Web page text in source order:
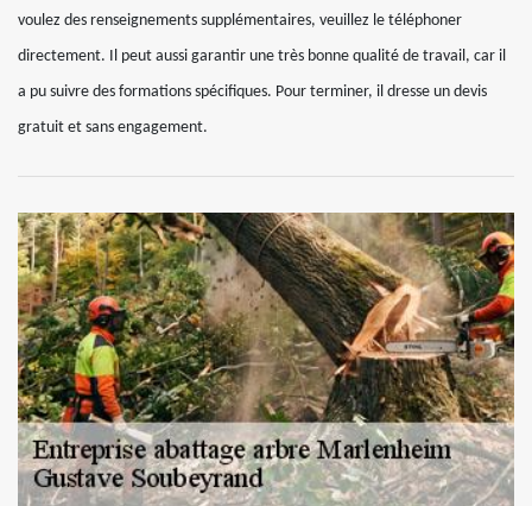
voulez des renseignements supplémentaires, veuillez le téléphoner
directement. Il peut aussi garantir une très bonne qualité de travail, car il
a pu suivre des formations spécifiques. Pour terminer, il dresse un devis
gratuit et sans engagement.